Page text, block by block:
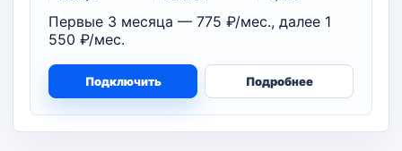
Первые 3 месяца — 775 ₽/мес., далее 1
550 ₽/мес.
Подключить Подробнее